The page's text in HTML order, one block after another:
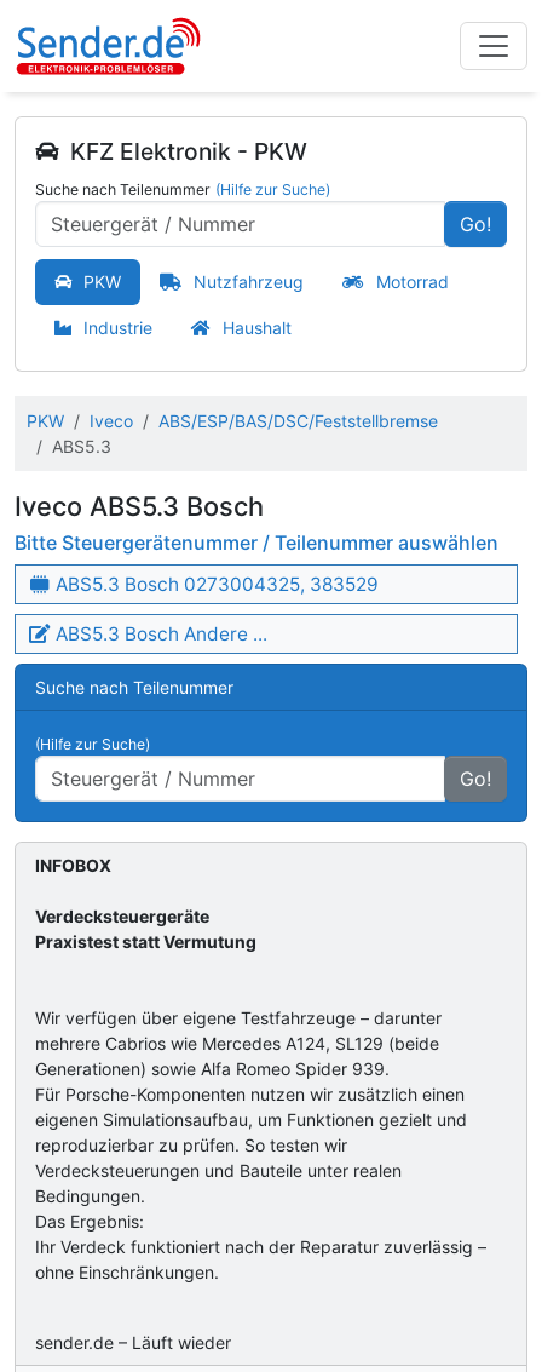
KFZ Elektronik - PKW
Suche nach Teilenummer (Hilfe zur Suche)
Go!
PKW Nutzfahrzeug Motorrad
Industrie Haushalt
PKW Iveco
ABS/ESP/BAS/DSC/Feststellbremse
ABS5.3
Iveco ABS5.3 Bosch
Bitte Steuergerätenummer / Teilenummer auswählen
ABS5.3 Bosch 0273004325, 383529
ABS5.3 Bosch Andere ...
Suche nach Teilenummer
(Hilfe zur Suche)
Go!
INFOBOX
Verdecksteuergeräte
Praxistest statt Vermutung
Wir verfügen über eigene Testfahrzeuge – darunter
mehrere Cabrios wie Mercedes A124, SL129 (beide
Generationen) sowie Alfa Romeo Spider 939.
Für Porsche-Komponenten nutzen wir zusätzlich einen
eigenen Simulationsaufbau, um Funktionen gezielt und
reproduzierbar zu prüfen. So testen wir
Verdecksteuerungen und Bauteile unter realen
Bedingungen.
Das Ergebnis:
Ihr Verdeck funktioniert nach der Reparatur zuverlässig –
ohne Einschränkungen.
sender.de – Läuft wieder